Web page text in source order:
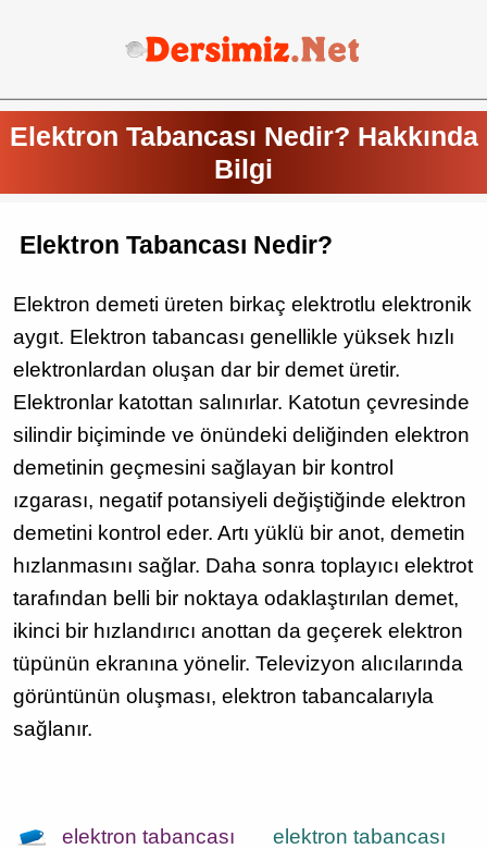
Elektron Tabancası Nedir? Hakkında
Bilgi
Elektron Tabancası Nedir?
Elektron demeti üreten birkaç elektrotlu elektronik
aygıt. Elektron tabancası genellikle yüksek hızlı
elektronlardan oluşan dar bir demet üretir.
Elektronlar katottan salınırlar. Katotun çevresinde
silindir biçiminde ve önündeki deliğinden elektron
demetinin geçmesini sağlayan bir kontrol
ızgarası, negatif potansiyeli değiştiğinde elektron
demetini kontrol eder. Artı yüklü bir anot, demetin
hızlanmasını sağlar. Daha sonra toplayıcı elektrot
tarafından belli bir noktaya odaklaştırılan demet,
ikinci bir hızlandırıcı anottan da geçerek elektron
tüpünün ekranına yönelir. Televizyon alıcılarında
görüntünün oluşması, elektron tabancalarıyla
sağlanır.
elektron tabancası
elektron tabancası